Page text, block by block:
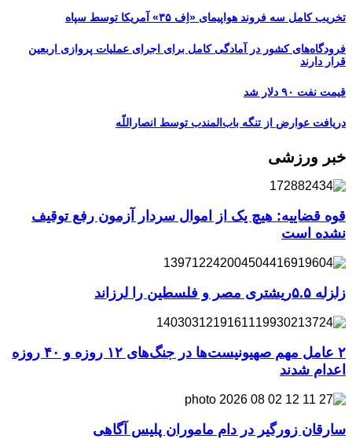
تخریب کامل سه فروند هواپیمای «اِف ۳۵» آمریکا توسط سپاه
فرودگاه‌های کشور در آمادگی کامل برای اجرای عملیات پروازی اربعین
قرار دارند
قیمت نفت ۹۰ دلار شد
دریافت عوارض از تنگه باب‌المندب توسط انصاراللّه
خبر ورزشی
قوه قضاییه: هیچ یک از اموال سردار آزمون رفع توقیف
نشده است
زلزله ۵.۵ریشتری مصر و فلسطین را لرزاند
۲ عامل مهم صهیونیست‌ها در جنگ‌های ۱۲ روزه و ۴۰ روزه
اعدام شدند
سارقان زورگیر در دام ماموران پلیس آگاهی